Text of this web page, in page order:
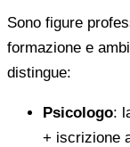
Sono figure
formazione e
distingue:
Psicologo:
+ iscrizione